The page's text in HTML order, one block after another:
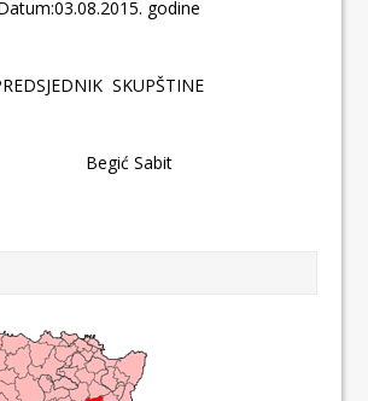
godine
SKUPŠTINE
Begić Sabit